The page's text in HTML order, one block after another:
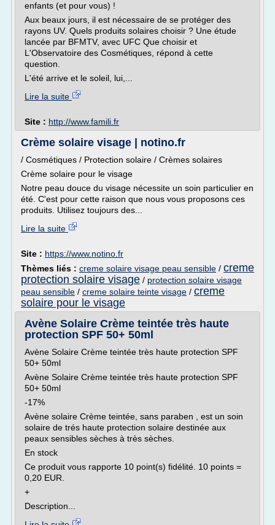
enfants (et pour vous) !
Aux beaux jours, il est nécessaire de se protéger des
rayons UV. Quels produits solaires choisir ? Une étude
lancée par BFMTV, avec UFC Que choisir et
L'Observatoire des Cosmétiques, répond à cette
question.
L'été arrive et le soleil, lui,...
Lire la suite
Site : http://www.famili.fr
Crème solaire visage | notino.fr
/ Cosmétiques / Protection solaire / Crèmes solaires
Crème solaire pour le visage
Notre peau douce du visage nécessite un soin particulier en
été. C'est pour cette raison que nous vous proposons ces
produits. Utilisez toujours des...
Lire la suite
Site : https://www.notino.fr
Thèmes liés : creme solaire visage peau sensible / creme
protection solaire visage / protection solaire visage
peau sensible / creme solaire teinte visage / creme
solaire pour le visage
Avène Solaire Crème teintée très haute
protection SPF 50+ 50ml
Avène Solaire Crème teintée très haute protection SPF
50+ 50ml
Avène Solaire Crème teintée très haute protection SPF
50+ 50ml
-17%
Avène solaire Crème teintée, sans paraben , est un soin
solaire de trés haute protection solaire destinée aux
peaux sensibles sèches à très sèches.
En stock
Ce produit vous rapporte 10 point(s) fidélité. 10 points =
0,20 EUR.
+
Description...